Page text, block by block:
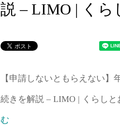
説 – LIMO | く
【申請しないともらえない
続きを解説 – LIMO | くらし
む